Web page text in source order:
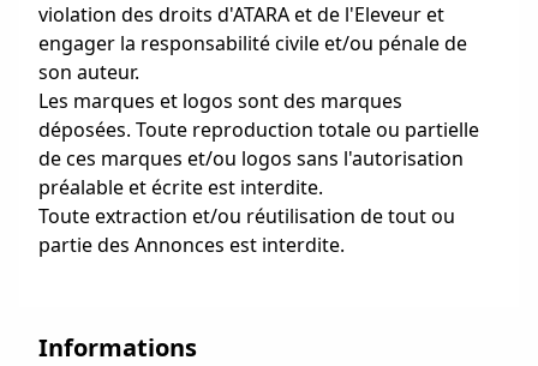
violation des droits d'ATARA et de l'Eleveur et
engager la responsabilité civile et/ou pénale de
son auteur.
Les marques et logos sont des marques
déposées. Toute reproduction totale ou partielle
de ces marques et/ou logos sans l'autorisation
préalable et écrite est interdite.
Toute extraction et/ou réutilisation de tout ou
partie des Annonces est interdite.
Informations